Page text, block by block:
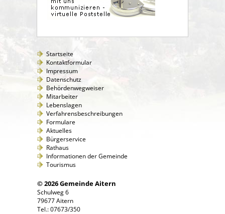
Startseite
Kontaktformular
Impressum
Datenschutz
Behördenwegweiser
Mitarbeiter
Lebenslagen
Verfahrensbeschreibungen
Formulare
Aktuelles
Bürgerservice
Rathaus
Informationen der Gemeinde
Tourismus
© 2026 Gemeinde Aitern
Schulweg 6
79677 Aitern
Tel.: 07673/350